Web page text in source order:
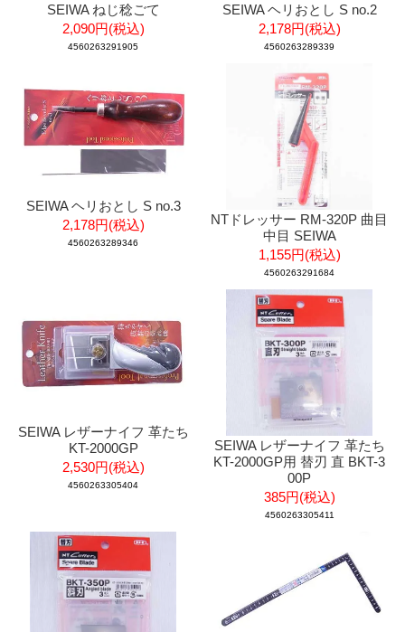
SEIWA ねじ稔ごて
2,090円(税込)
4560263291905
SEIWA ヘリおとし S no.2
2,178円(税込)
4560263289339
SEIWA ヘリおとし S no.3
2,178円(税込)
4560263289346
NTドレッサー RM-320P 曲目
中目 SEIWA
1,155円(税込)
4560263291684
SEIWA レザーナイフ 革たち
KT-2000GP
2,530円(税込)
4560263305404
SEIWA レザーナイフ 革たち
KT-2000GP用 替刃 直 BKT-3
00P
385円(税込)
4560263305411